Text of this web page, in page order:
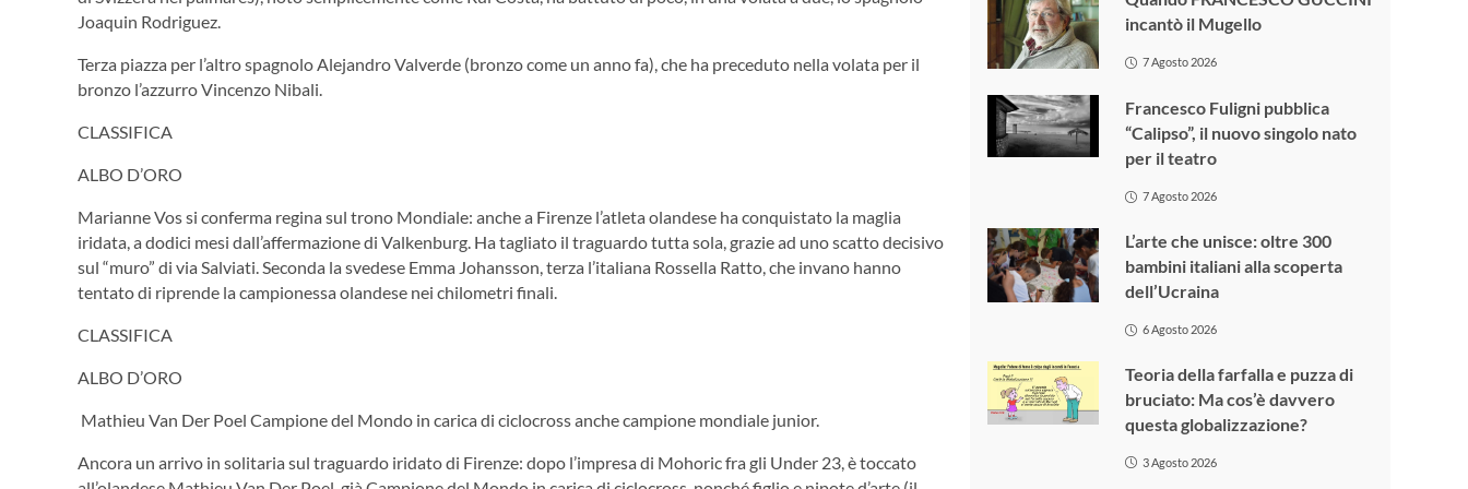
Joaquin Rodriguez.
Terza piazza per l’altro spagnolo Alejandro Valverde (bronzo come un anno fa), che ha preceduto nella volata per il
bronzo l’azzurro Vincenzo Nibali.
CLASSIFICA
ALBO D’ORO
Marianne Vos si conferma regina sul trono Mondiale: anche a Firenze l’atleta olandese ha conquistato la maglia
iridata, a dodici mesi dall’affermazione di Valkenburg. Ha tagliato il traguardo tutta sola, grazie ad uno scatto decisivo
sul “muro” di via Salviati. Seconda la svedese Emma Johansson, terza l’italiana Rossella Ratto, che invano hanno
tentato di riprende la campionessa olandese nei chilometri finali.
CLASSIFICA
ALBO D’ORO
Mathieu Van Der Poel Campione del Mondo in carica di ciclocross anche campione mondiale junior.
Ancora un arrivo in solitaria sul traguardo iridato di Firenze: dopo l’impresa di Mohoric fra gli Under 23, è toccato
incantò il Mugello
7 Agosto 2026
Francesco Fuligni pubblica
“Calipso”, il nuovo singolo nato
per il teatro
7 Agosto 2026
L’arte che unisce: oltre 300
bambini italiani alla scoperta
dell’Ucraina
6 Agosto 2026
Teoria della farfalla e puzza di
bruciato: Ma cos’è davvero
questa globalizzazione?
3 Agosto 2026